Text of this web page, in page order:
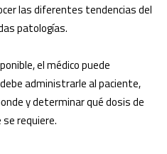
las diferentes tendencias del
patologías.
el médico puede
administrarle al paciente,
y determinar qué dosis de
requiere.